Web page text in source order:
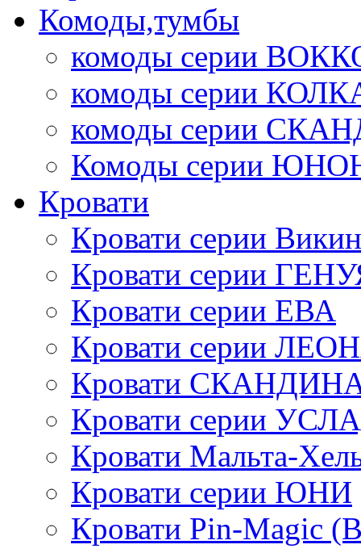
Комоды,тумбы
комоды серии
комоды серии
комоды серии
Комоды серии
Кровати
Кровати серии
Кровати серии
Кровати серии ЕВА
Кровати серии
Кровати
Кровати серии
Кровати Мальта-
Кровати серии ЮНИ
Кровати Pin-Magic